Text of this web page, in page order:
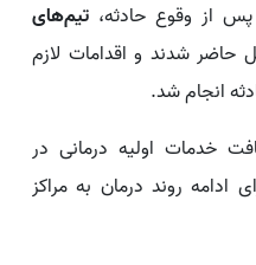
از وقوع حادثه، تیم‌های
شدند و اقدامات لازم
انجام شد.
خدمات اولیه درمانی در
ادامه روند درمان به مراکز